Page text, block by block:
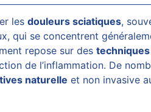
lesdouleurs sciatiques,
qui se concentrent
repose sur des
de l’inflammation. De
naturelle et non invasive